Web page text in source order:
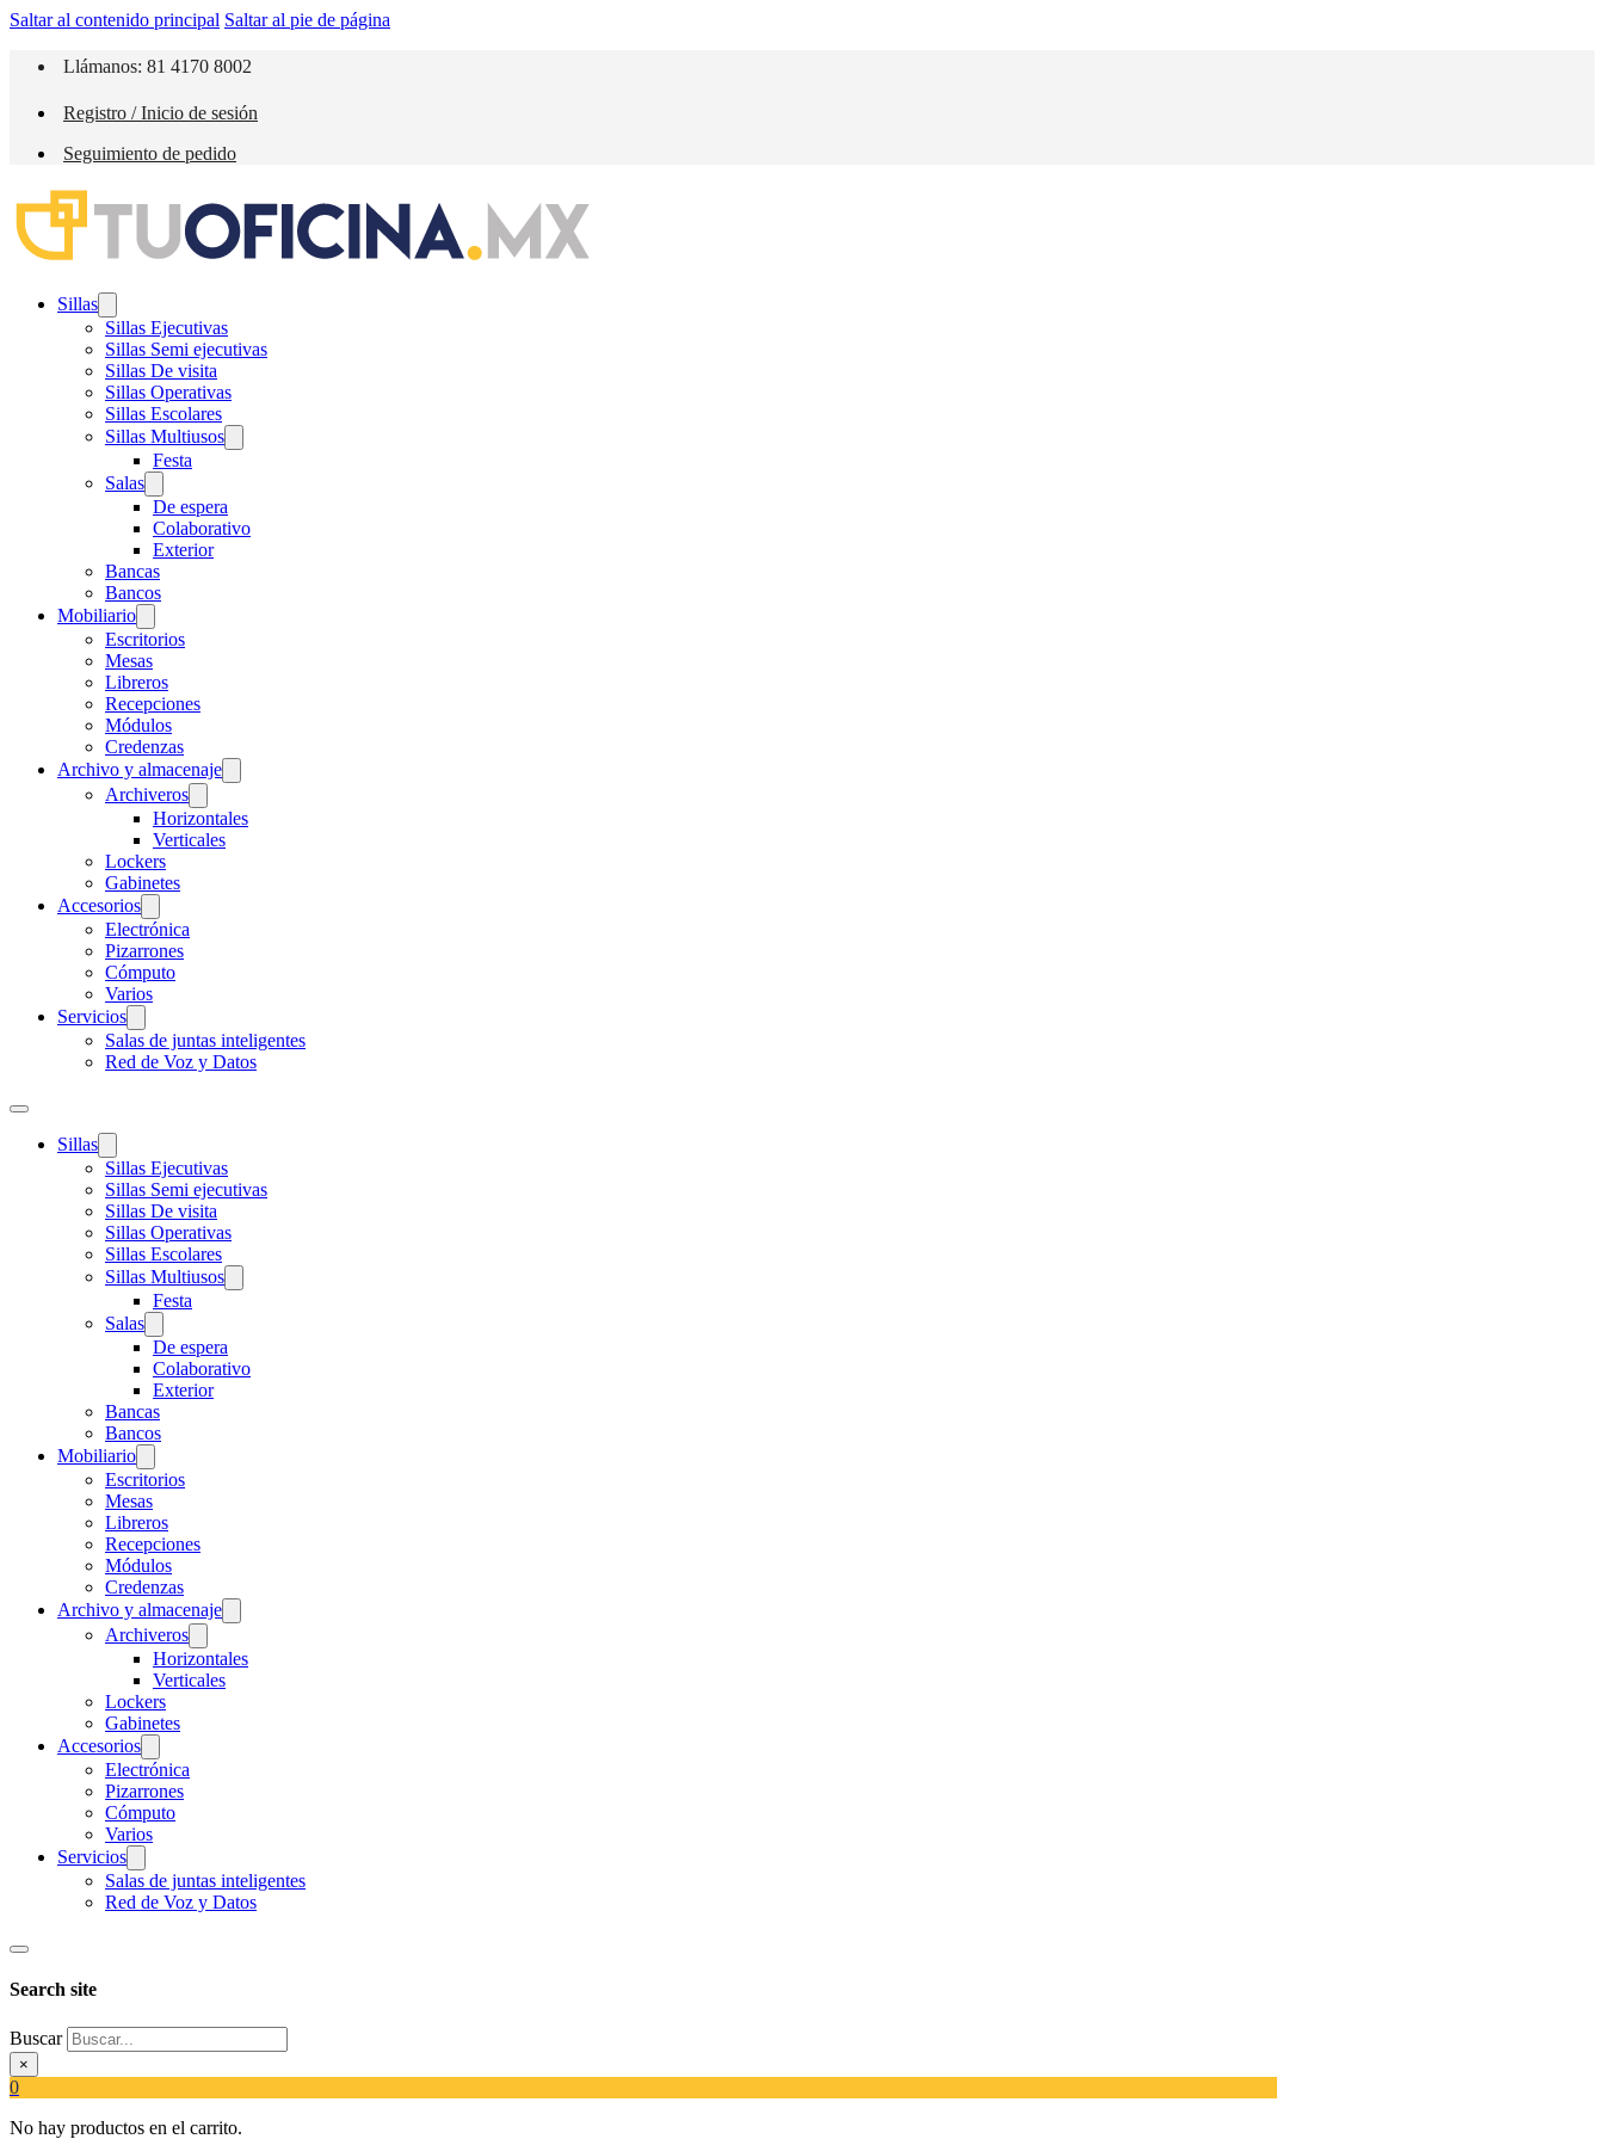
Saltar al contenido principal Saltar al pie de página
Llámanos: 81 4170 8002
Registro / Inicio de sesión
Seguimiento de pedido
Sillas
Sillas Ejecutivas
Sillas Semi ejecutivas
Sillas De visita
Sillas Operativas
Sillas Escolares
Sillas Multiusos
Festa
Salas
De espera
Colaborativo
Exterior
Bancas
Bancos
Mobiliario
Escritorios
Mesas
Libreros
Recepciones
Módulos
Credenzas
Archivo y almacenaje
Archiveros
Horizontales
Verticales
Lockers
Gabinetes
Accesorios
Electrónica
Pizarrones
Cómputo
Varios
Servicios
Salas de juntas inteligentes
Red de Voz y Datos
Sillas
Sillas Ejecutivas
Sillas Semi ejecutivas
Sillas De visita
Sillas Operativas
Sillas Escolares
Sillas Multiusos
Festa
Salas
De espera
Colaborativo
Exterior
Bancas
Bancos
Mobiliario
Escritorios
Mesas
Libreros
Recepciones
Módulos
Credenzas
Archivo y almacenaje
Archiveros
Horizontales
Verticales
Lockers
Gabinetes
Accesorios
Electrónica
Pizarrones
Cómputo
Varios
Servicios
Salas de juntas inteligentes
Red de Voz y Datos
Search site
Buscar
×
0
No hay productos en el carrito.